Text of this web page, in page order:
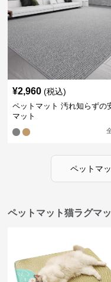
¥2,960 (税込)
ペットマット 汚れ知らずの
マット
ペットマ
ペットマット猫ラグマ